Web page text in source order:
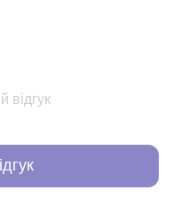
відгук